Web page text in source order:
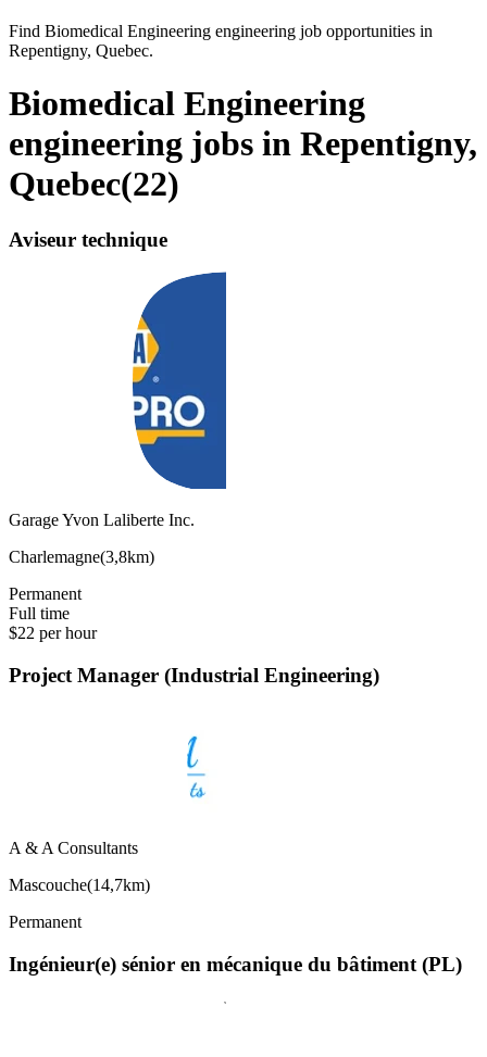
Find Biomedical Engineering engineering job opportunities in
Repentigny, Quebec.
Biomedical Engineering
engineering jobs in Repentigny,
Quebec(22)
Aviseur technique
Garage Yvon Laliberte Inc.
Charlemagne(3,8km)
Permanent
Full time
$22 per hour
Project Manager (Industrial Engineering)
A & A Consultants
Mascouche(14,7km)
Permanent
Ingénieur(e) sénior en mécanique du bâtiment (PL)